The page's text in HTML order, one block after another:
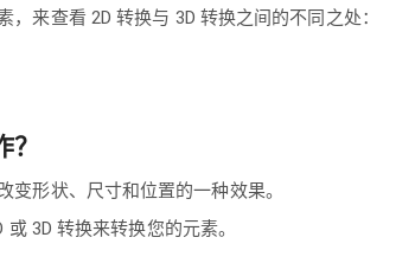
，来查看 2D 转换与 3D 转换之间的不同之处：
变形状、尺寸和位置的一种效果。
或 3D 转换来转换您的元素。